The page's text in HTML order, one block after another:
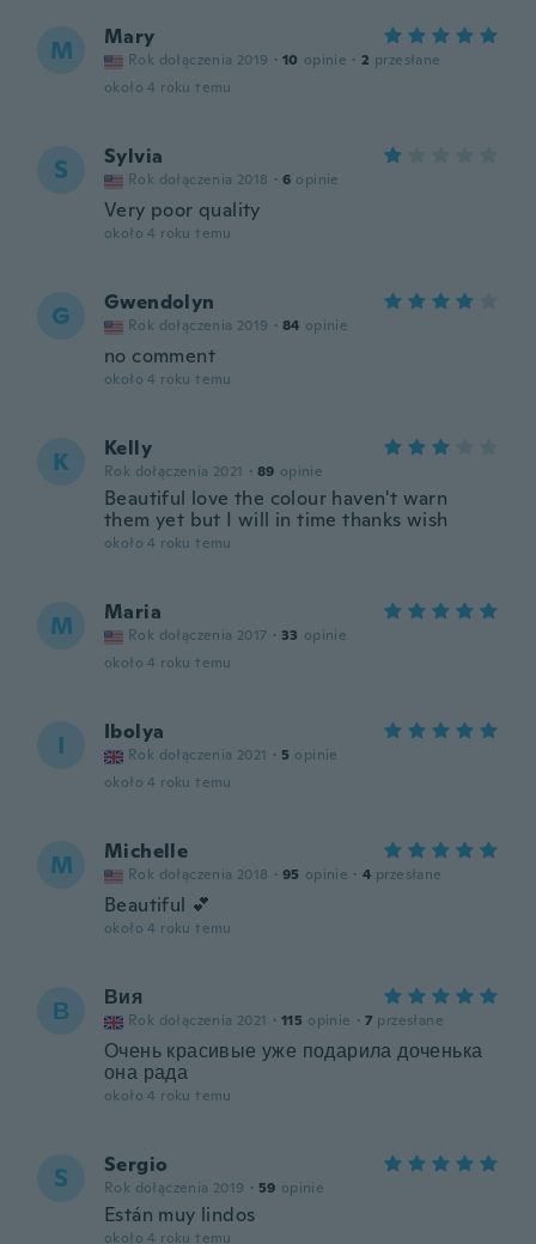
M Mary
Rok dołączenia 2019 · 10 opinie · 2 przesłane
około 4 roku temu
S Sylvia
Rok dołączenia 2018 · 6 opinie
Very poor quality
około 4 roku temu
G Gwendolyn
Rok dołączenia 2019 · 84 opinie
no comment
około 4 roku temu
K Kelly
Rok dołączenia 2021 · 89 opinie
Beautiful love the colour haven't warn
them yet but I will in time thanks wish
około 4 roku temu
M Maria
Rok dołączenia 2017 · 33 opinie
około 4 roku temu
I Ibolya
Rok dołączenia 2021 · 5 opinie
około 4 roku temu
M Michelle
Rok dołączenia 2018 · 95 opinie · 4 przesłane
Beautiful 💕
około 4 roku temu
В Вия
Rok dołączenia 2021 · 115 opinie · 7 przesłane
Очень красивые уже подарила доченька
она рада
około 4 roku temu
S Sergio
Rok dołączenia 2019 · 59 opinie
Están muy lindos
około 4 roku temu